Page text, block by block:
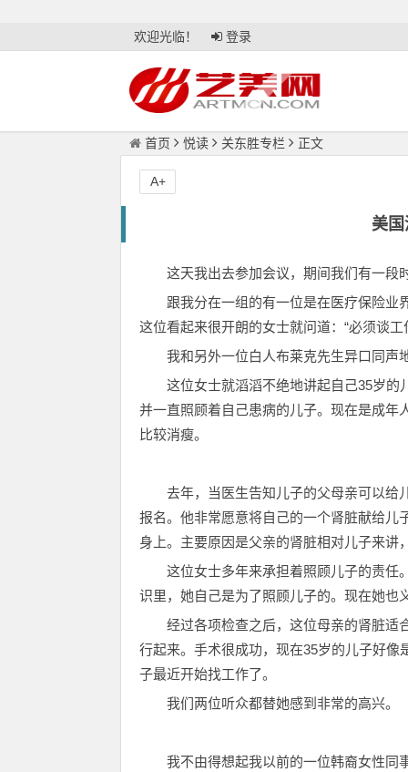
欢迎光临！ 登录
首页 悦读 关东胜专栏 正文
美国
这天我出去参加会议，期间我们有一段
跟我分在一组的有一位是在医疗保险业
这位看起来很开朗的女士就问道：“必须谈
我和另外一位白人布莱克先生异口同声
这位女士就滔滔不绝地讲起自己35岁
并一直照顾着自己患病的儿子。现在是成年
比较消瘦。
去年，当医生告知儿子的父母亲可以给
报名。他非常愿意将自己的一个肾脏献给儿
身上。主要原因是父亲的肾脏相对儿子来讲
这位女士多年来承担着照顾儿子的责任
识里，她自己是为了照顾儿子的。现在她也
经过各项检查之后，这位母亲的肾脏适
行起来。手术很成功，现在35岁的儿子好
子最近开始找工作了。
我们两位听众都替她感到非常的高兴。
我不由得想起我以前的一位韩裔女性同
A+